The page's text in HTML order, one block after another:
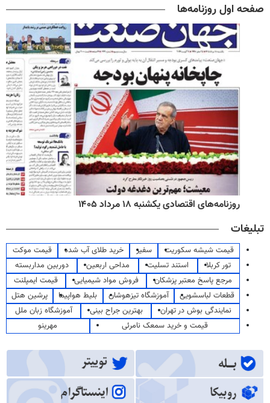
صفحه اول روزنامه‌ها
روزنامه‌های اقتصادی یکشنبه ۱۸ مرداد ۱۴۰۵
تبلیغات
قیمت شیشه سکوریت سفیر خرید طلای آب شده
قیمت موکت
تور کربلا
استند تسلیت مداحی اربعین
دوربین مداربسته
مرجع پاسخ معتبر پزشکان
فروش مواد شیمیایی
قیمت ایمپلنت
قطعات لباسشویی
آموزشگاه تیزهوشان بلیط هواپیما
پرشین هتل
نمایندگی بوش در تهران
بهترین جراح بینی
آموزشگاه زبان ملل
قیمت و خرید سمعک نامرئی
مهرینو